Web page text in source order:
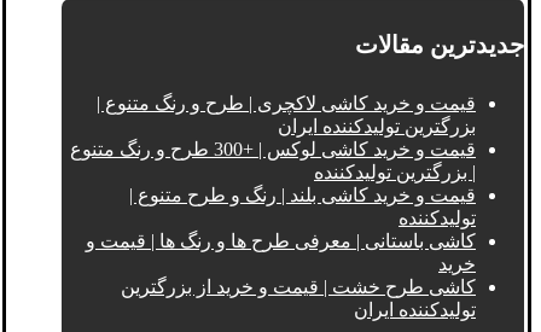
جدیدترین مقالات
قیمت و خرید کاشی لاکچری | طرح و رنگ متنوع |
بزرگترین تولیدکننده ایران
قیمت و خرید کاشی لوکس | +300 طرح و رنگ متنوع
| بزرگترین تولیدکننده
قیمت و خرید کاشی بلند | رنگ و طرح متنوع |
تولیدکننده
کاشی باستانی | معرفی طرح ها و رنگ ها | قیمت و
خرید
کاشی طرح خشت | قیمت و خرید از بزرگترین
تولیدکننده ایران